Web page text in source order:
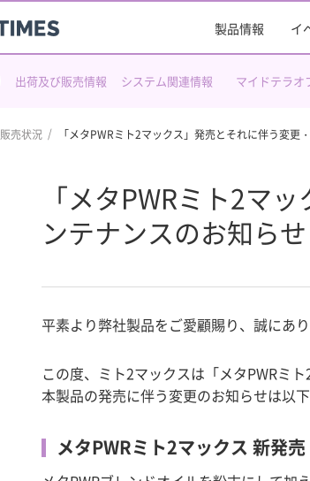
製品情報 イ
出荷及び販売情報 システム関連情報 マイドテラオ
販売状況 「メタPWRミト2マックス」発売とそれに伴う変更
「メタPWRミト2マ
ンテナンスのお知らせ
平素より弊社製品をご愛顧賜り、誠にあ
この度、ミト2マックスは「メタPWRミ
本製品の発売に伴う変更のお知らせは以
メタPWRミト2マックス 新発売